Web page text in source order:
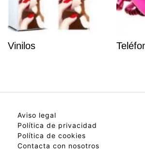
Vinilos
Aviso legal
Política de privacidad
Política de cookies
Contacta con nosotros